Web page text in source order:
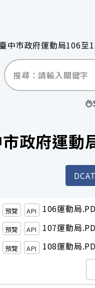
平臺
中市政府運動局106至
政府運動
預覽 API 106運動局
預覽 API 107運動局
預覽 API
108運動局